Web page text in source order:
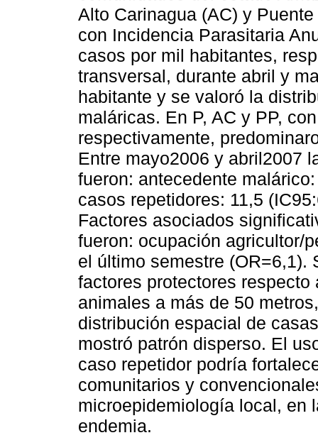
Alto Carinagua (AC) y
con Incidencia Parasitaria
casos por mil habitantes,
transversal, durante abril y
habitante y se valoró la
maláricas. En P, AC y PP,
respectivamente,
Entre mayo2006 y abril2007
fueron: antecedente
casos repetidores: 11,5
Factores asociados
fueron: ocupación agricultor/
el último semestre (OR=6,1).
factores protectores
animales a más de 50
distribución espacial de
mostró patrón disperso. El
caso repetidor podría
comunitarios y
microepidemiología local, en
endemia.